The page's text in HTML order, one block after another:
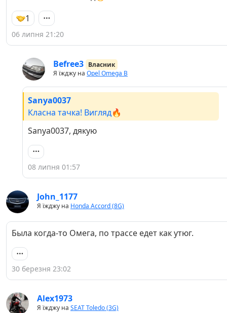
1
06 липня 21:20
Befree3 Власник
Я їжджу на Opel Omega B
Sanya0037
Класна тачка! Вигляд🔥
Sanya0037, дякую
08 липня 01:57
John_1177
Я їжджу на Honda Accord (8G)
Была когда-то Омега, по трассе едет как утюг.
30 березня 23:02
Alex1973
Я їжджу на SEAT Toledo (3G)